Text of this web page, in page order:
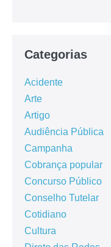
Categorias
Acidente
Arte
Artigo
Audiência Pública
Campanha
Cobrança popular
Concurso Público
Conselho Tutelar
Cotidiano
Cultura